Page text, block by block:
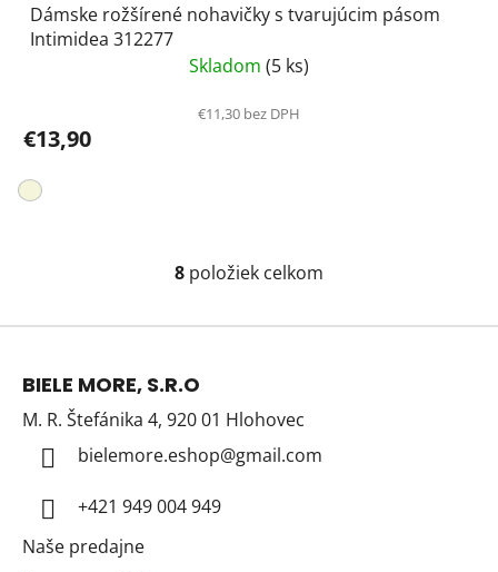
Dámske rožšírené nohavičky s tvarujúcim pásom
Intimidea 312277
Skladom (5 ks)
€11,30 bez DPH
€13,90
O
l
a
c
i
8 položiek celkom
Z
BIELE MORE, S.R.O
M. R. Štefánika 4, 920 01 Hlohovec
bielemore.eshop@gmail.com
+421 949 004 949
Naše predajne